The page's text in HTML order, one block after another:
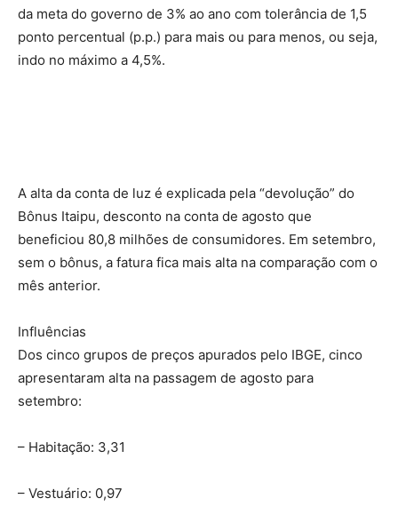
da meta do governo de 3% ao ano com tolerância de 1,5
ponto percentual (p.p.) para mais ou para menos, ou seja,
indo no máximo a 4,5%.
A alta da conta de luz é explicada pela “devolução” do
Bônus Itaipu, desconto na conta de agosto que
beneficiou 80,8 milhões de consumidores. Em setembro,
sem o bônus, a fatura fica mais alta na comparação com o
mês anterior.
Influências
Dos cinco grupos de preços apurados pelo IBGE, cinco
apresentaram alta na passagem de agosto para
setembro:
– Habitação: 3,31
– Vestuário: 0,97